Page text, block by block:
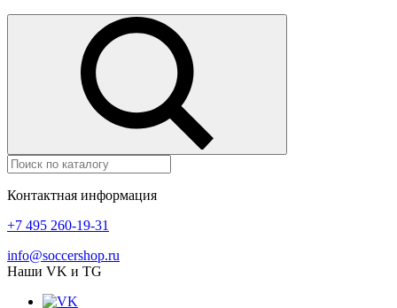
Контактная информация
+7 495 260-19-31
info@soccershop.ru
Наши VK и TG